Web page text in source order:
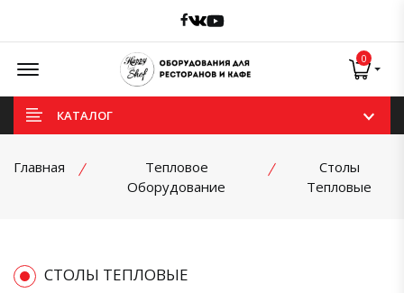
Facebook
Vk Youtube
Offcanvas Menu Open 0
КАТАЛОГ
Главная
Тепловое
Оборудование
Столы
Тепловые
СТОЛЫ ТЕПЛОВЫЕ